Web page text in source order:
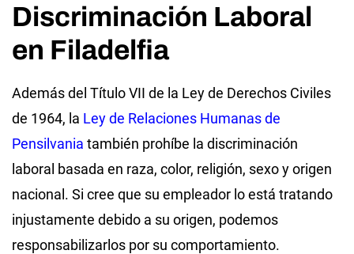
Discriminación Laboral
en Filadelfia
Además del Título VII de la Ley de Derechos Civiles
de 1964, la Ley de Relaciones Humanas de
Pensilvania también prohíbe la discriminación
laboral basada en raza, color, religión, sexo y origen
nacional. Si cree que su empleador lo está tratando
injustamente debido a su origen, podemos
responsabilizarlos por su comportamiento.